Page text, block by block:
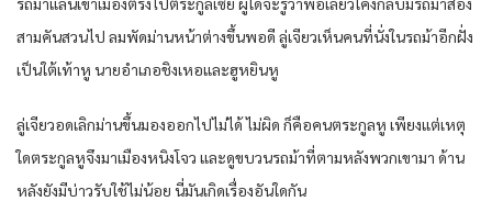
สามคันสวนไป ลมพัดม่านหน้าต่างขึ้นพอดี ลู่เจียวเห็นคนที่นั่งในรถม้าอีกฝั่ง
เป็นใต้เท้าหู นายอำเภอชิงเหอและฮูหยินหู
ลู่เจียวอดเลิกม่านขึ้นมองออกไปไม่ได้ ไม่ผิด ก็คือคนตระกูลหู เพียงแต่เหตุ
ใดตระกูลหูจึงมาเมืองหนิงโจว และดูขบวนรถม้าที่ตามหลังพวกเขามา ด้าน
หลังยังมีบ่าวรับใช้ไม่น้อย นี่มันเกิดเรื่องอันใดกัน